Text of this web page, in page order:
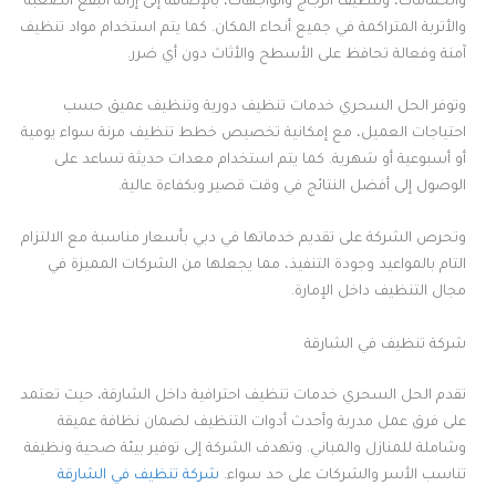
والأتربة المتراكمة في جميع أنحاء المكان. كما يتم استخدام مواد تنظيف
آمنة وفعالة تحافظ على الأسطح والأثاث دون أي ضرر.
وتوفر الحل السحري خدمات تنظيف دورية وتنظيف عميق حسب
احتياجات العميل، مع إمكانية تخصيص خطط تنظيف مرنة سواء يومية
أو أسبوعية أو شهرية. كما يتم استخدام معدات حديثة تساعد على
الوصول إلى أفضل النتائج في وقت قصير وبكفاءة عالية.
وتحرص الشركة على تقديم خدماتها في دبي بأسعار مناسبة مع الالتزام
التام بالمواعيد وجودة التنفيذ، مما يجعلها من الشركات المميزة في
مجال التنظيف داخل الإمارة.
شركة تنظيف في الشارقة
تقدم الحل السحري خدمات تنظيف احترافية داخل الشارقة، حيث تعتمد
على فرق عمل مدربة وأحدث أدوات التنظيف لضمان نظافة عميقة
وشاملة للمنازل والمباني. وتهدف الشركة إلى توفير بيئة صحية ونظيفة
تناسب الأسر والشركات على حد سواء. شركة تنظيف في الشارقة